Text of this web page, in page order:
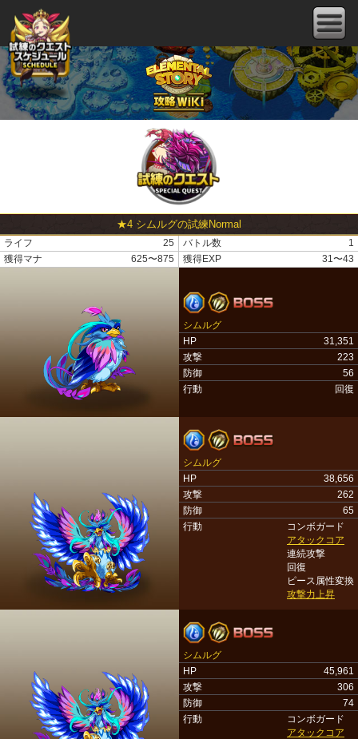
★4 シムルグの試練Normal
ライフ 25 バトル数
1
獲得マナ
625〜875 獲得EXP 31〜43
シムルグ
HP
31,351
攻撃
223
防御
56
行動
回復
シムルグ
HP
38,656
攻撃
262
防御
65
行動
コンボガード
アタックコア
連続攻撃
回復
ピース属性変換
攻撃力上昇
シムルグ
HP
45,961
攻撃
306
防御
74
行動
コンボガード
アタックコア